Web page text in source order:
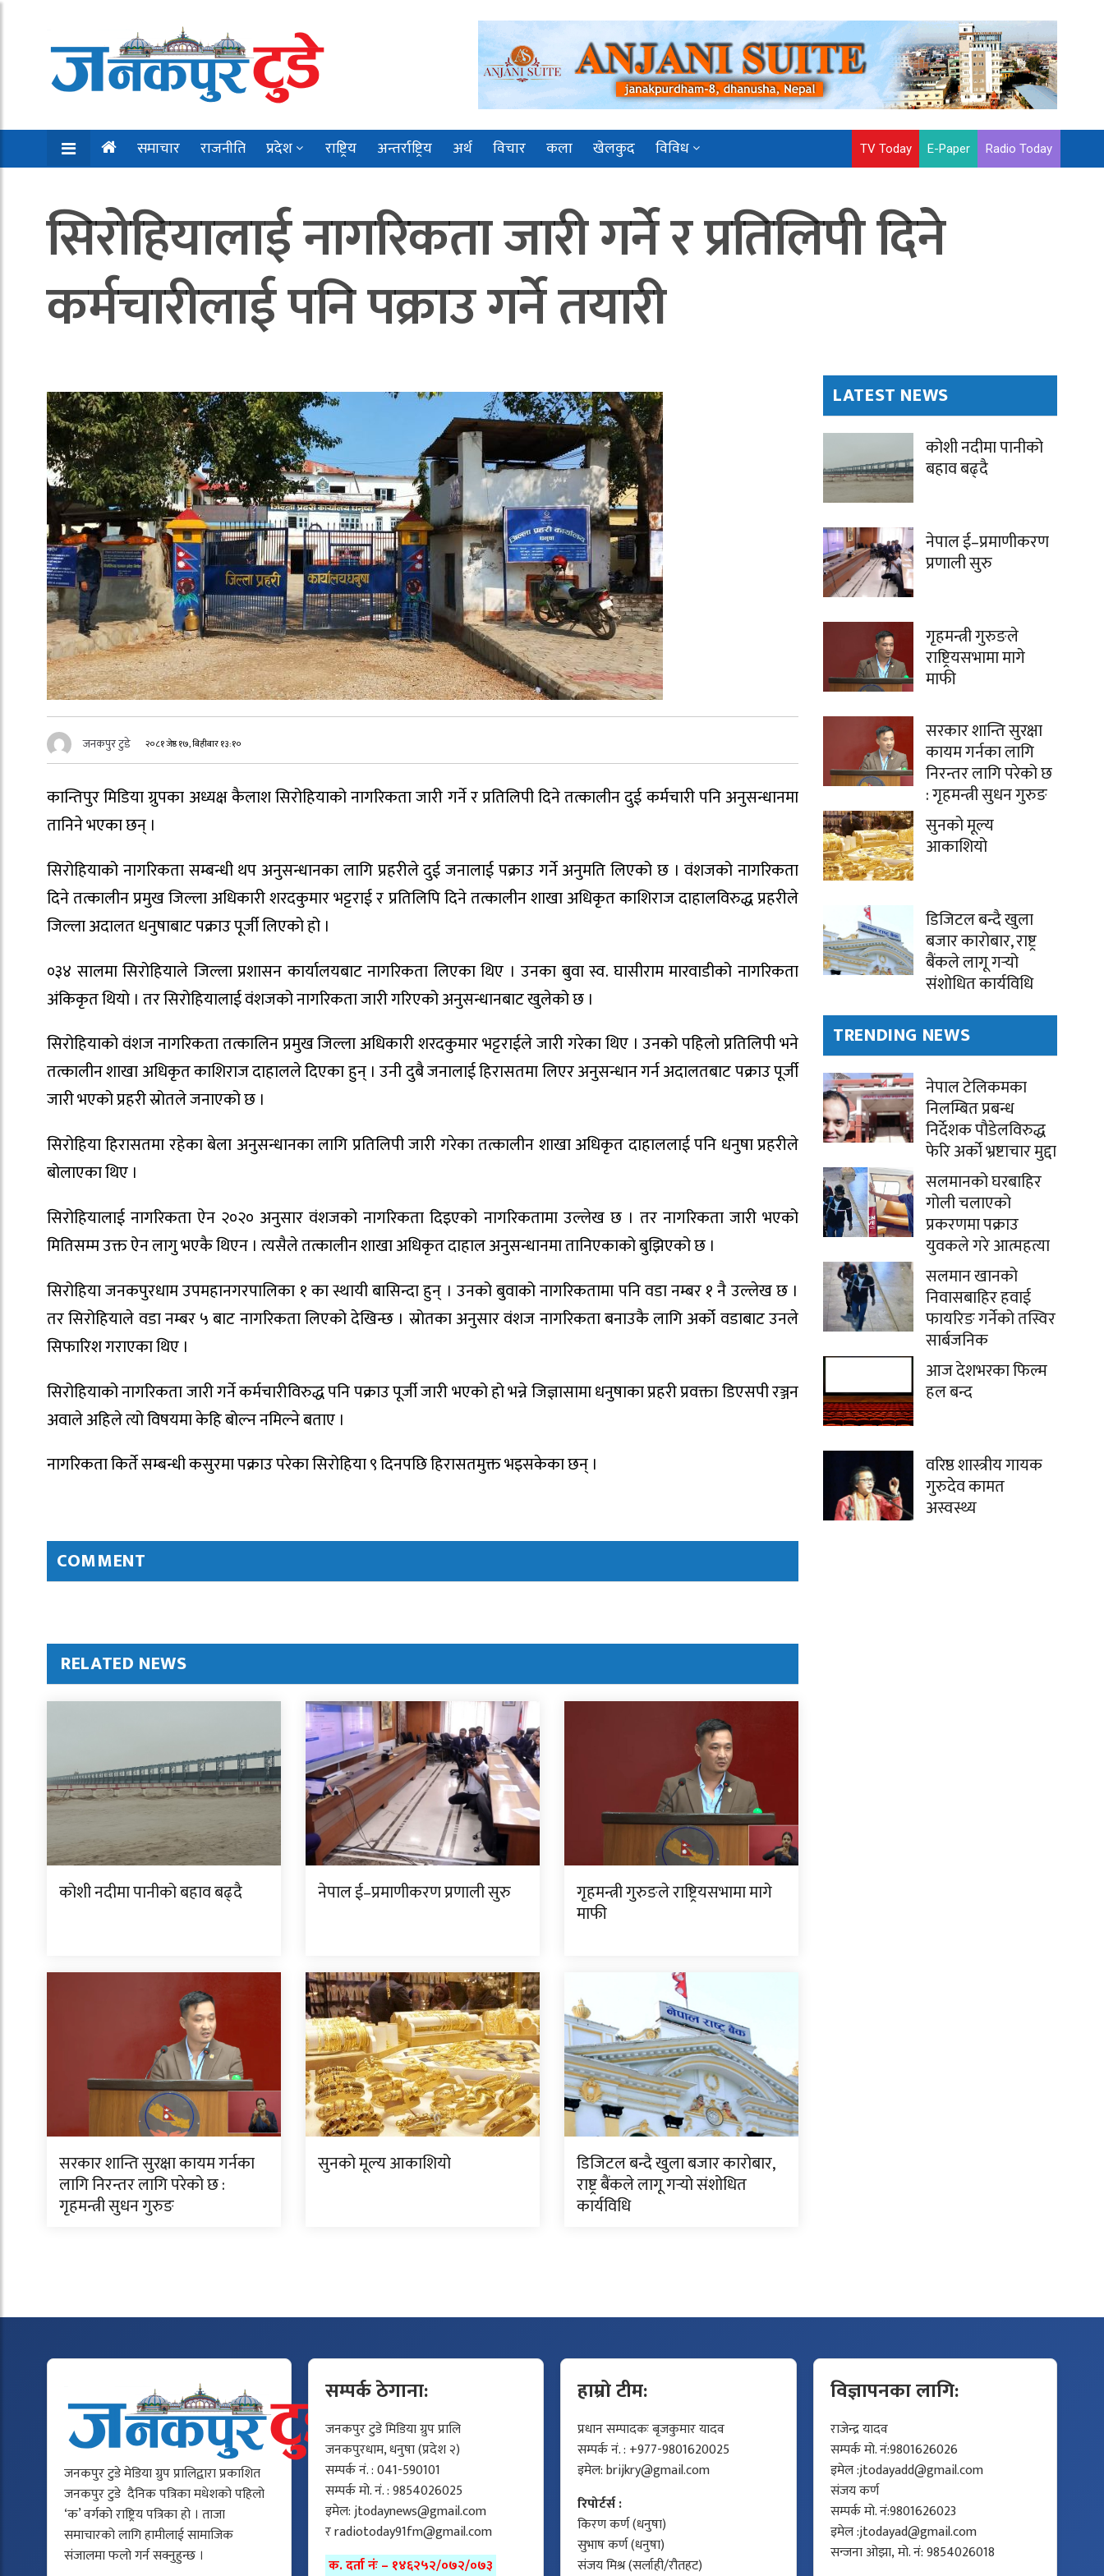
समाचार राजनीति प्रदेश राष्ट्रिय अन्तर्राष्ट्रिय अर्थ विचार कला खेलकुद विविध TV Today E-Paper Radio Today
सिरोहियालाई नागरिकता जारी गर्ने र प्रतिलिपी दिने
कर्मचारीलाई पनि पक्राउ गर्ने तयारी
जनकपुर टुडे २०८१ जेष्ठ १७, बिहीबार १३:१०
कान्तिपुर मिडिया ग्रुपका अध्यक्ष कैलाश सिरोहियाको नागरिकता जारी गर्ने र प्रतिलिपी दिने तत्कालीन दुई कर्मचारी पनि अनुसन्धानमा
तानिने भएका छन् ।
सिरोहियाको नागरिकता सम्बन्धी थप अनुसन्धानका लागि प्रहरीले दुई जनालाई पक्राउ गर्ने अनुमति लिएको छ । वंशजको नागरिकता
दिने तत्कालीन प्रमुख जिल्ला अधिकारी शरदकुमार भट्टराई र प्रतिलिपि दिने तत्कालीन शाखा अधिकृत काशिराज दाहालविरुद्ध प्रहरीले
जिल्ला अदालत धनुषाबाट पक्राउ पूर्जी लिएको हो ।
०३४ सालमा सिरोहियाले जिल्ला प्रशासन कार्यालयबाट नागरिकता लिएका थिए । उनका बुवा स्व. घासीराम मारवाडीको नागरिकता
अंकिकृत थियो । तर सिरोहियालाई वंशजको नागरिकता जारी गरिएको अनुसन्धानबाट खुलेको छ ।
सिरोहियाको वंशज नागरिकता तत्कालिन प्रमुख जिल्ला अधिकारी शरदकुमार भट्टराईले जारी गरेका थिए । उनको पहिलो प्रतिलिपी भने
तत्कालीन शाखा अधिकृत काशिराज दाहालले दिएका हुन् । उनी दुबै जनालाई हिरासतमा लिएर अनुसन्धान गर्न अदालतबाट पक्राउ पूर्जी
जारी भएको प्रहरी स्रोतले जनाएको छ ।
सिरोहिया हिरासतमा रहेका बेला अनुसन्धानका लागि प्रतिलिपी जारी गरेका तत्कालीन शाखा अधिकृत दाहाललाई पनि धनुषा प्रहरीले
बोलाएका थिए ।
सिरोहियालाई नागरिकता ऐन २०२० अनुसार वंशजको नागरिकता दिइएको नागरिकतामा उल्लेख छ । तर नागरिकता जारी भएको
मितिसम्म उक्त ऐन लागु भएकै थिएन । त्यसैले तत्कालीन शाखा अधिकृत दाहाल अनुसन्धानमा तानिएकाको बुझिएको छ ।
सिरोहिया जनकपुरधाम उपमहानगरपालिका १ का स्थायी बासिन्दा हुन् । उनको बुवाको नागरिकतामा पनि वडा नम्बर १ नै उल्लेख छ ।
तर सिरोहियाले वडा नम्बर ५ बाट नागरिकता लिएको देखिन्छ । स्रोतका अनुसार वंशज नागरिकता बनाउकै लागि अर्को वडाबाट उनले
सिफारिश गराएका थिए ।
सिरोहियाको नागरिकता जारी गर्ने कर्मचारीविरुद्ध पनि पक्राउ पूर्जी जारी भएको हो भन्ने जिज्ञासामा धनुषाका प्रहरी प्रवक्ता डिएसपी रञ्जन‌‌‌
अवाले अहिले त्यो विषयमा केहि बोल्न नमिल्ने बताए ।
नागरिकता किर्ते सम्बन्धी कसुरमा पक्राउ परेका सिरोहिया ९ दिनपछि हिरासतमुक्त भइसकेका छन् ।
COMMENT
RELATED NEWS
कोशी नदीमा पानीको बहाव बढ्दै नेपाल ई–प्रमाणीकरण प्रणाली सुरु गृहमन्त्री गुरुङले राष्ट्रियसभामा मागे
माफी
सरकार शान्ति सुरक्षा कायम गर्नका
लागि निरन्तर लागि परेको छ :
गृहमन्त्री सुधन गुरुङ
सुनको मूल्य आकाशियो डिजिटल बन्दै खुला बजार कारोबार,
राष्ट्र बैंकले लागू गर्‍यो संशोधित
कार्यविधि
LATEST NEWS
कोशी नदीमा पानीको
बहाव बढ्दै
नेपाल ई–प्रमाणीकरण
प्रणाली सुरु
गृहमन्त्री गुरुङले
राष्ट्रियसभामा मागे
माफी
सरकार शान्ति सुरक्षा
कायम गर्नका लागि
निरन्तर लागि परेको छ
: गृहमन्त्री सुधन गुरुङ
सुनको मूल्य
आकाशियो
डिजिटल बन्दै खुला
बजार कारोबार, राष्ट्र
बैंकले लागू गर्‍यो
संशोधित कार्यविधि
TRENDING NEWS
नेपाल टेलिकमका
निलम्बित प्रबन्ध
निर्देशक पौडेलविरुद्ध
फेरि अर्को भ्रष्टाचार मुद्दा
सलमानको घरबाहिर
गोली चलाएको
प्रकरणमा पक्राउ
युवकले गरे आत्महत्या
सलमान खानको
निवासबाहिर हवाई
फायरिङ गर्नेको तस्विर
सार्बजनिक
आज देशभरका फिल्म
हल बन्द
वरिष्ठ शास्त्रीय गायक
गुरुदेव कामत
अस्वस्थ्य
जनकपुर टुडे मेडिया ग्रुप प्रालिद्वारा प्रकाशित
जनकपुर टुडे दैनिक पत्रिका मधेशको पहिलो
‘क’ वर्गको राष्ट्रिय पत्रिका हो । ताजा
समाचारको लागि हामीलाई सामाजिक
संजालमा फलो गर्न सक्नुहुन्छ ।
सम्पर्क ठेगाना:
जनकपुर टुडे मिडिया ग्रुप प्रालि
जनकपुरधाम, धनुषा (प्रदेश २)
सम्पर्क नं. : 041-590101
सम्पर्क मो. नं. : 9854026025
इमेल:jtodaynews@gmail.com
रradiotoday91fm@gmail.com
क. दर्ता नंः – १४६२५२/०७२/०७३
हाम्रो टीम:
प्रधान सम्पादकः बृजकुमार यादव
सम्पर्क नं. : +977-9801620025
इमेल:brijkry@gmail.com
रिपोर्टर्स :
किरण कर्ण (धनुषा)
सुभाष कर्ण (धनुषा)
संजय मिश्र (सर्लाही/रौतहट)
विज्ञापनका लागि:
राजेन्द्र यादव
सम्पर्क मो. नं:9801626026
इमेल :jtodayadd@gmail.com
संजय कर्ण
सम्पर्क मो. नं:9801626023
इमेल :jtodayad@gmail.com
सन्जना ओझा, मो. नं: 9854026018